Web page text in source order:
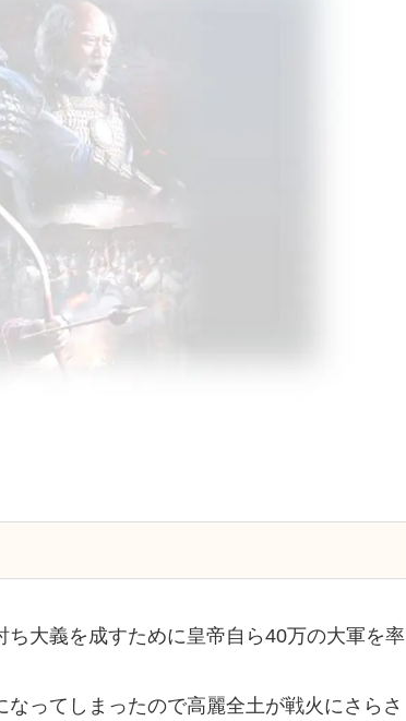
大義を成すために皇帝自ら40万の大軍を率
ってしまったので高麗全土が戦火にさらさ